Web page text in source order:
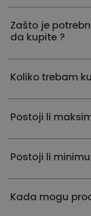
Zašto je
da kupite ?
Koliko trebam
Postoji li
Postoji li
Kada mogu